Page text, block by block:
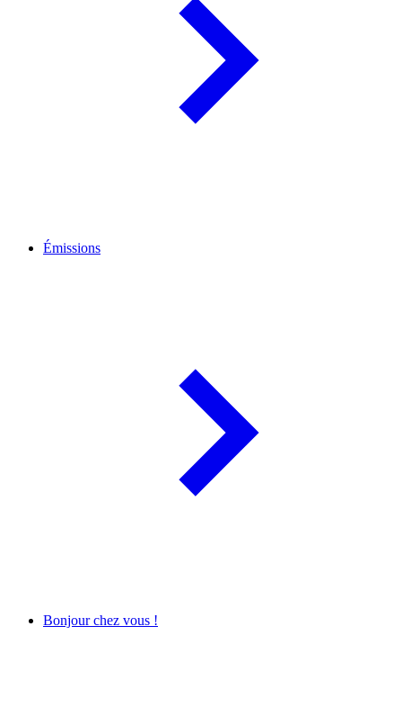
Émissions
Bonjour chez vous !